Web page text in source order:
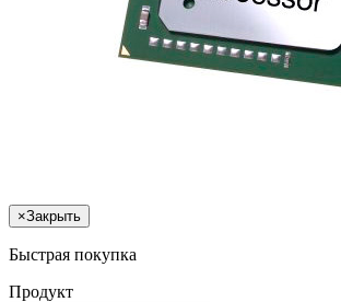
×Закрыть
Быстрая покупка
Продукт